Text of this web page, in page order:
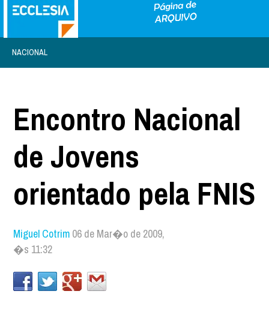
NACIONAL
Encontro Nacional
de Jovens
orientado pela FNIS
Miguel Cotrim 06 de Mar�o de 2009,
�s 11:32